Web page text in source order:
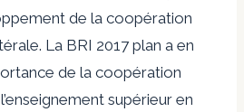
de la coopération
La BRI 2017plan a en
de la coopération
supérieur en